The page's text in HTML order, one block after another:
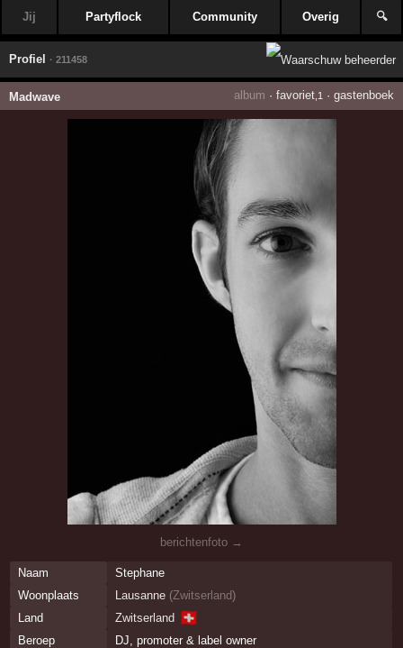
Jij Partyflock Community Overig 🔍
Profiel · 211458
Madwave album · favoriet,1 · gastenboek
berichtenfoto →
Naam
Stephane
Woonplaats
Lausanne (Zwitserland)
Land
Zwitserland 🇨🇭
Beroep
DJ, promoter & label owner